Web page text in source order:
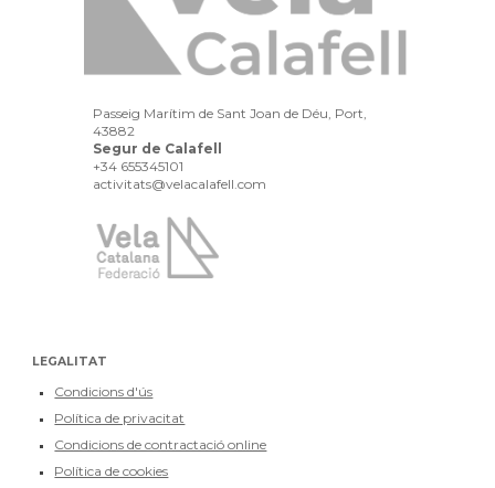
Passeig Marítim de Sant Joan de Déu, Port,
43882
Segur de Calafell
+34 655345101
activitats@velacalafell .com
LEGALITAT
Condicions d'ús
Política de privacitat
Condicions de contractació online
Política de cookies